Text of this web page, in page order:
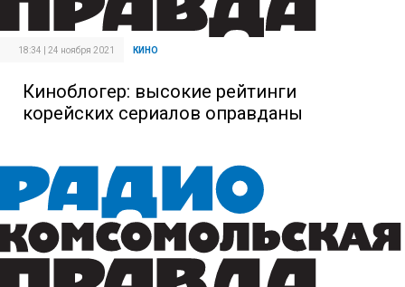
18:34 | 24 ноября 2021 КИНО
Киноблогер: высокие рейтинги
корейских сериалов оправданы